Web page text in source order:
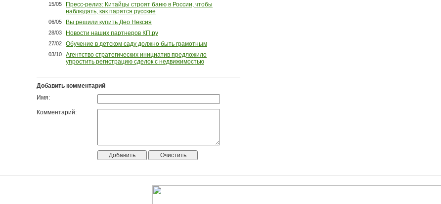
15/05
Пресс-релиз: Китайцы строят баню в России, чтобы
наблюдать, как парятся русские
06/05 Вы решили купить Део Нексия
28/03 Новости наших партнеров КП.ру
27/02 Обучение в детском саду должно быть грамотным
03/10
Агентство стратегических инициатив предложило
упростить регистрацию сделок с недвижимостью
Добавить комментарий
Имя:
Комментарий: